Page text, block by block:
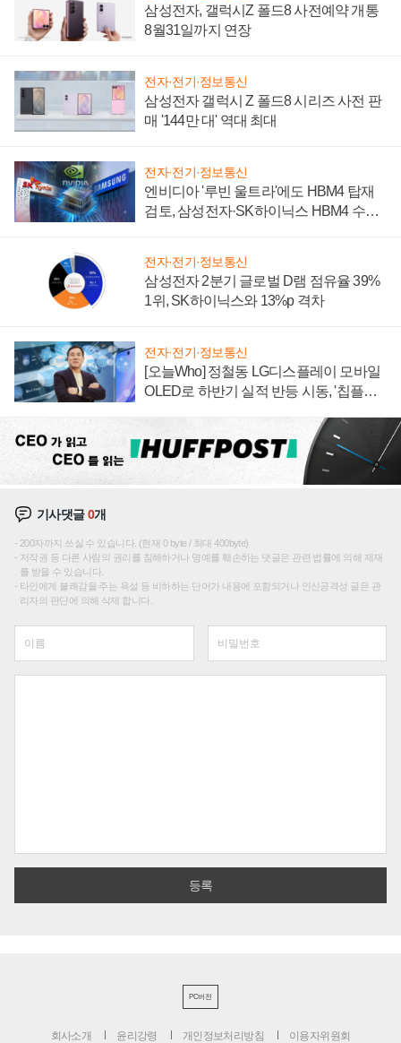
삼성전자, 갤럭시Z 폴드8 사전예약 개통
8월31일까지 연장
전자·전기·정보통신
삼성전자 갤럭시 Z 폴드8 시리즈 사전 판
매 '144만 대' 역대 최대
전자·전기·정보통신
엔비디아 '루빈 울트라'에도 HBM4 탑재
검토, 삼성전자·SK하이닉스 HBM4 수율
전자·전기·정보통신
삼성전자 2분기 글로벌 D램 점유율 39%
1위, SK하이닉스와 13%p 격차
전자·전기·정보통신
[오늘Who] 정철동 LG디스플레이 모바일
OLED로 하반기 실적 반등 시동, '칩플레
기사댓글0개
200자까지 쓰실 수 있습니다. (현재 0 byte / 최대 400byte)
저작권 등 다른 사람의 권리를 침해하거나 명예를 훼손하는 댓글은 관련 법률에 의해 제재
를 받을 수 있습니다.
타인에게 불쾌감을 주는 욕설 등 비하하는 단어가 내용에 포함되거나 인신공격성 글은 관
리자의 판단에 의해 삭제 합니다.
PC버전
회사소개 윤리강령 개인정보처리방침 이용자위원회